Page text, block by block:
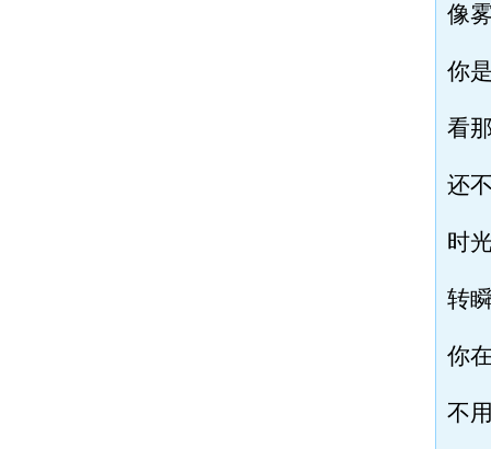
像
你
看
还
时
转
你
不